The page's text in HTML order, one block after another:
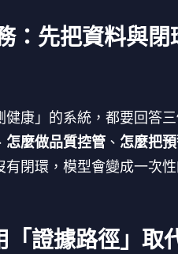
：先把資料與閉
健康」的系統，都要回答
怎麼做品質控管 、 怎麼把
有閉環，模型會變成一次
「證據路徑」取